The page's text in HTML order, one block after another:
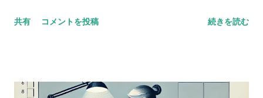
sequencing とある海外の掲示板（？）でのやりとり。 一方が
４点以上の乖離（discrepancy）があった場合は？ 実施した
共有 コメントを投稿 続きを読む